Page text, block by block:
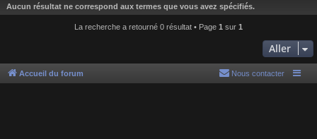
h
e
Aucun résultat ne correspond aux termes que vous avez spécifiés.
La recherche a retourné 0 résultat • Page 1 sur 1
Aller
Accueil du forum Nous contacter